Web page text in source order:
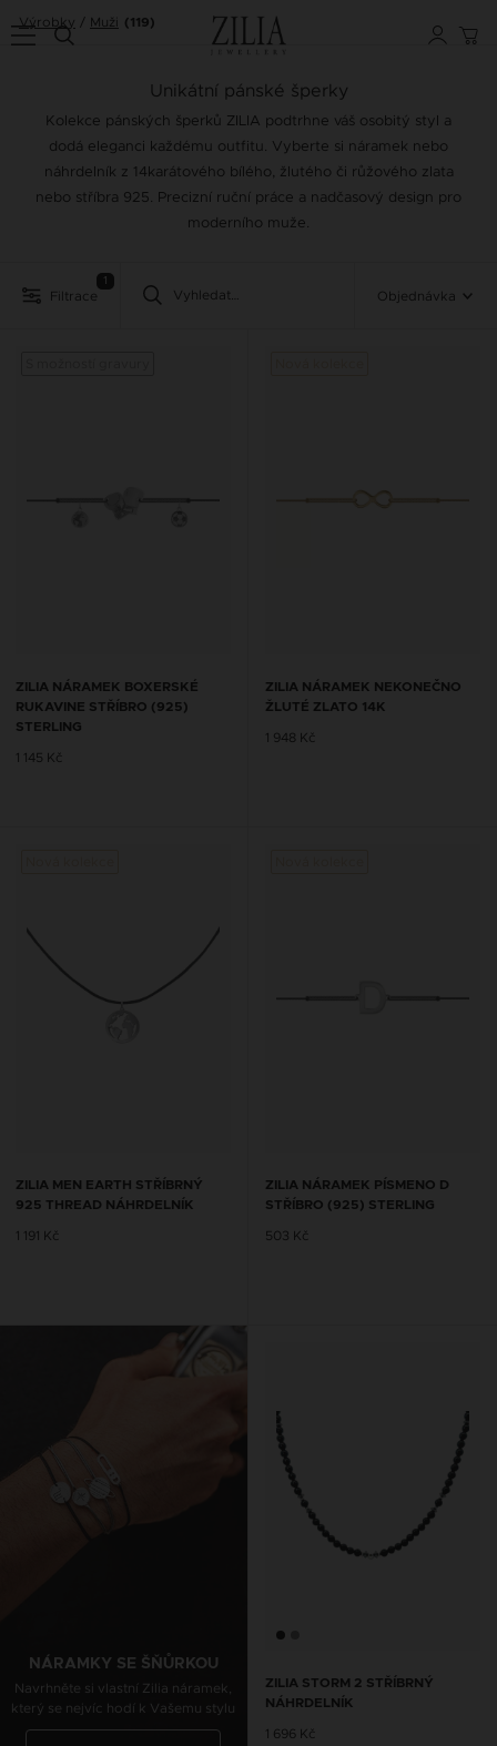
Výrobky Muži (119)
Unikátní pánské šperky
Kolekce pánských šperků ZILIA podtrhne váš osobitý styl a
dodá eleganci každému outfitu. Vyberte si náramek nebo
náhrdelník z 14karátového bílého, žlutého či růžového zlata
nebo stříbra 925. Precizní ruční práce a nadčasový design pro
moderního muže.
Filtrace Objednávka
ZILIA NÁRAMEK BOXERSKÉ
RUKAVINE STŘÍBRO (925)
STERLING
1 145 Kč
ZILIA NÁRAMEK NEKONEČNO
ŽLUTÉ ZLATO 14K
1 948 Kč
ZILIA MEN EARTH STŘÍBRNÝ
925 THREAD NÁHRDELNÍK
1 191 Kč
ZILIA NÁRAMEK PÍSMENO D
STŘÍBRO (925) STERLING
503 Kč
NÁRAMKY SE ŠŇŮRKOU
Navrhněte si vlastní Zilia náramek,
který se nejvíc hodí k Vašemu stylu
Navrhněte si vlastní Zilia nákotník,
Řetízky na kotník se
ZILIA STORM 2 STŘÍBRNÝ
NÁHRDELNÍK
1 696 Kč